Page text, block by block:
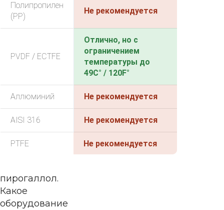
Полипропилен
(PP)
Не рекомендуется
PVDF / ECTFE
Отлично, но с
ограничением
температуры до
49C° / 120F°
Аллюминий Не рекомендуется
AISI 316 Не рекомендуется
PTFE Не рекомендуется
пирогаллол.
Какое
оборудование